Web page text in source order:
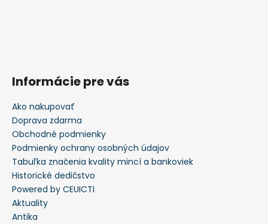
Informácie pre vás
Ako nakupovať
Doprava zdarma
Obchodné podmienky
Podmienky ochrany osobných údajov
Tabuľka značenia kvality mincí a bankoviek
Historické dedičstvo
Powered by CEUICTI
Aktuality
Antika